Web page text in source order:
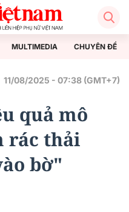
MULTIMEDIA CHUYÊN ĐỀ
11/08/2025 - 07:38 (GMT+7)
quả mô
rác thải
bờ"